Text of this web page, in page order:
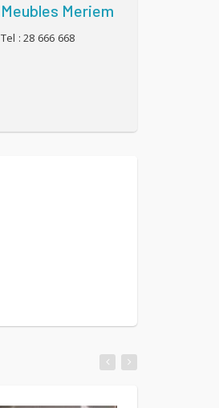
Meubles Meriem
Tel : 28 666 668